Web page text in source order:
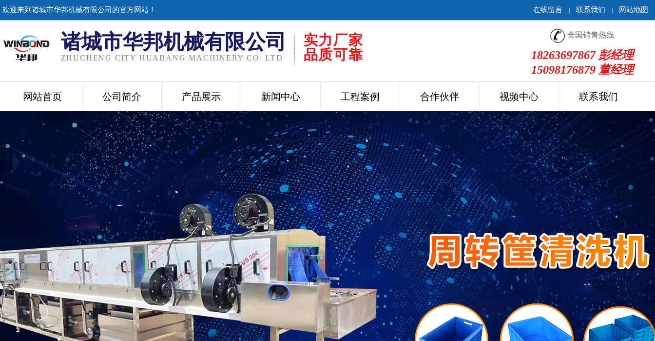
欢迎来到诸城市华邦机械有限公司的官方网站！ 在线留言 联系我们 网站地图
诸城市华邦机械有限公司
ZHUCHENG CITY HUABANG MACHINERY CO. LTD
实力厂家
品质可靠
全国销售热线
18263697867 彭经理
15098176879 董经理
网站首页 公司简介 产品展示 新闻中心 工程案例 合作伙伴 视频中心 联系我们